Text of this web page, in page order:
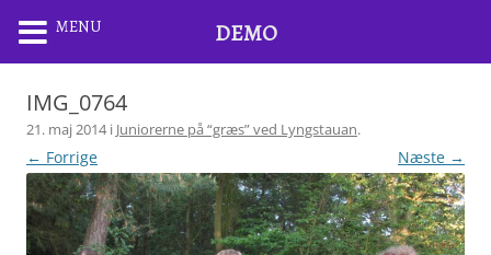
IMG_0764
21. maj 2014i Juniorerne på “græs” ved Lyngstauan.
← Forrige Næste →
MENU DEMO